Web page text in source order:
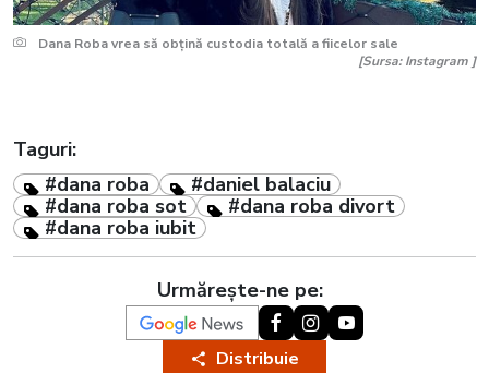
Dana Roba vrea să obțină custodia totală a fiicelor sale
[Sursa: Instagram ]
Taguri:
#dana roba
#daniel balaciu
#dana roba sot
#dana roba divort
#dana roba iubit
Urmărește-ne pe:
Distribuie